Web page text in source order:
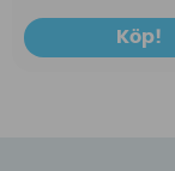
Köp!